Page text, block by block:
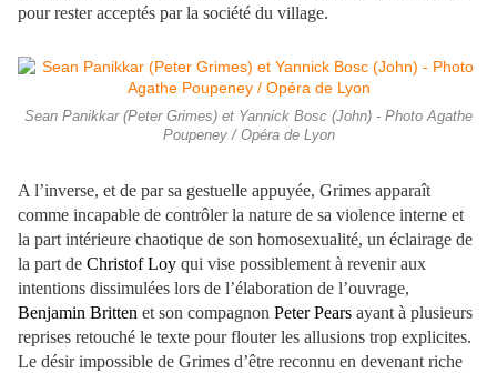
pour rester acceptés par la société du village.
Sean Panikkar (Peter Grimes) et Yannick Bosc (John) - Photo Agathe
Poupeney / Opéra de Lyon
A l’inverse, et de par sa gestuelle appuyée, Grimes apparaît
comme incapable de contrôler la nature de sa violence interne et
la part intérieure chaotique de son homosexualité, un éclairage de
la part de Christof Loy qui vise possiblement à revenir aux
intentions dissimulées lors de l’élaboration de l’ouvrage,
Benjamin Britten et son compagnon Peter Pears ayant à plusieurs
reprises retouché le texte pour flouter les allusions trop explicites.
Le désir impossible de Grimes d’être reconnu en devenant riche